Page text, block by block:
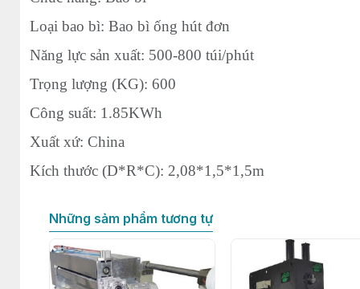
Loại bao bì: Bao bì ống hút đơn
Năng lực sản xuất: 500-800 túi/phút
Trọng lượng (KG): 600
Công suất: 1.85KWh
Xuất xứ: China
Kích thước (D*R*C): 2,08*1,5*1,5m
Những sảm phẩm tương tự